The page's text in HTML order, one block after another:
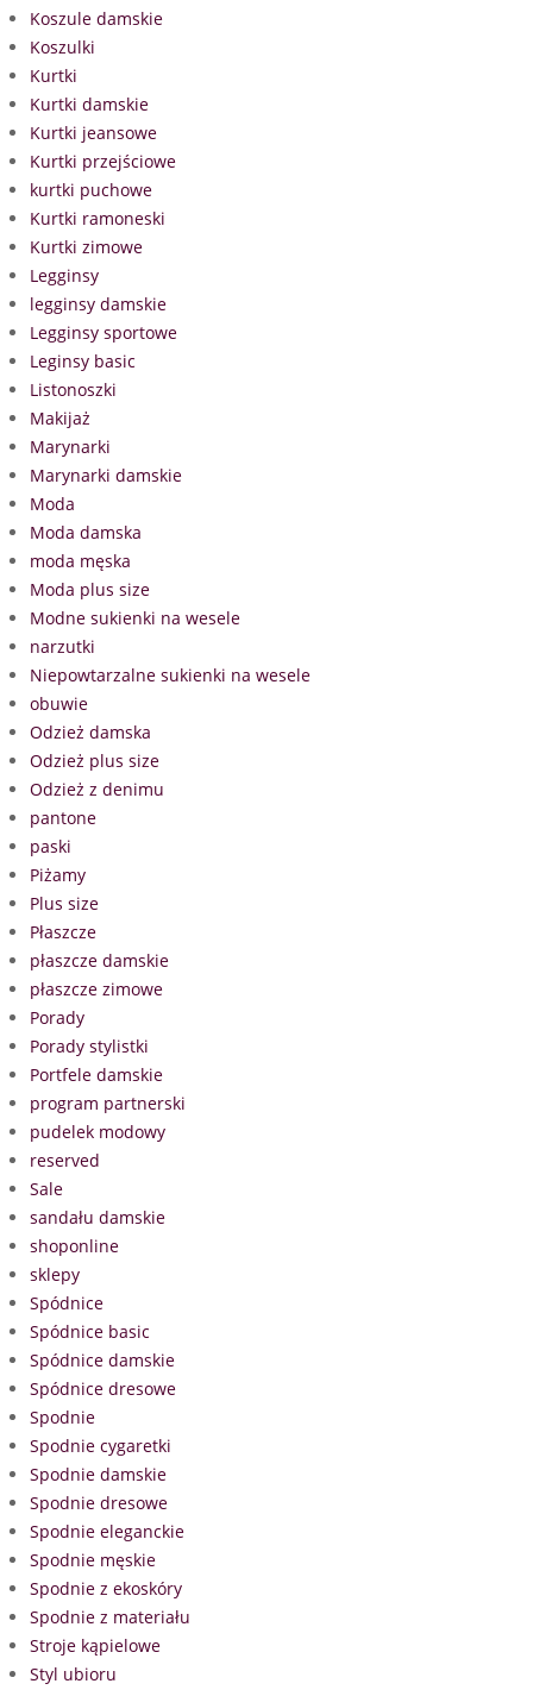
Koszule damskie
Koszulki
Kurtki
Kurtki damskie
Kurtki jeansowe
Kurtki przejściowe
kurtki puchowe
Kurtki ramoneski
Kurtki zimowe
Legginsy
legginsy damskie
Legginsy sportowe
Leginsy basic
Listonoszki
Makijaż
Marynarki
Marynarki damskie
Moda
Moda damska
moda męska
Moda plus size
Modne sukienki na wesele
narzutki
Niepowtarzalne sukienki na wesele
obuwie
Odzież damska
Odzież plus size
Odzież z denimu
pantone
paski
Piżamy
Plus size
Płaszcze
płaszcze damskie
płaszcze zimowe
Porady
Porady stylistki
Portfele damskie
program partnerski
pudelek modowy
reserved
Sale
sandału damskie
shoponline
sklepy
Spódnice
Spódnice basic
Spódnice damskie
Spódnice dresowe
Spodnie
Spodnie cygaretki
Spodnie damskie
Spodnie dresowe
Spodnie eleganckie
Spodnie męskie
Spodnie z ekoskóry
Spodnie z materiału
Stroje kąpielowe
Styl ubioru